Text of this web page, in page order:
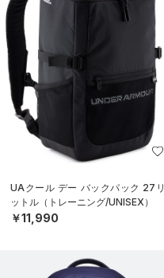
UAクール デー バックパック 27リ
ットル（トレーニング/UNISEX）
￥11,990